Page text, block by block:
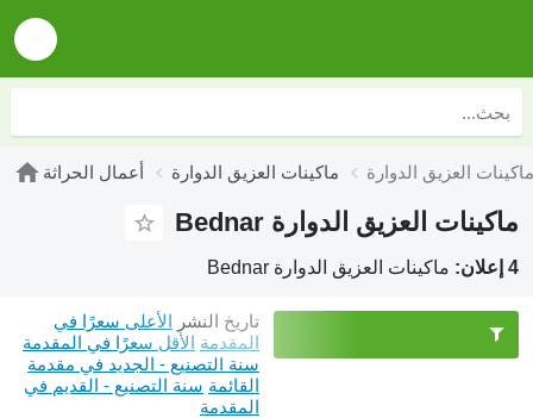
أعمال الحراثة ماكينات العزيق الدوارة
ماكينات العزيق الدوارة Bednar
4 إعلان: ماكينات العزيق الدوارة Bednar
تاريخ النشر الأعلى سعرًا في
المقدمة الأقل سعرًا في المقدمة
سنة التصنيع - الجديد في مقدمة
القائمة سنة التصنيع - القديم في
المقدمة